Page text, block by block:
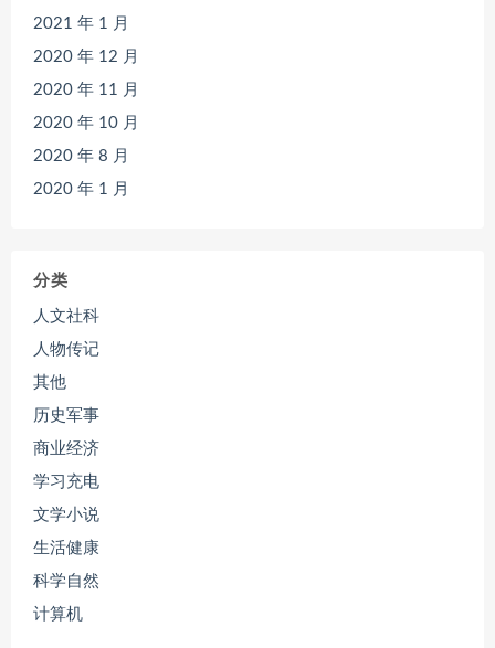
2021 年 1 月
2020 年 12 月
2020 年 11 月
2020 年 10 月
2020 年 8 月
2020 年 1 月
分类
人文社科
人物传记
其他
历史军事
商业经济
学习充电
文学小说
生活健康
科学自然
计算机